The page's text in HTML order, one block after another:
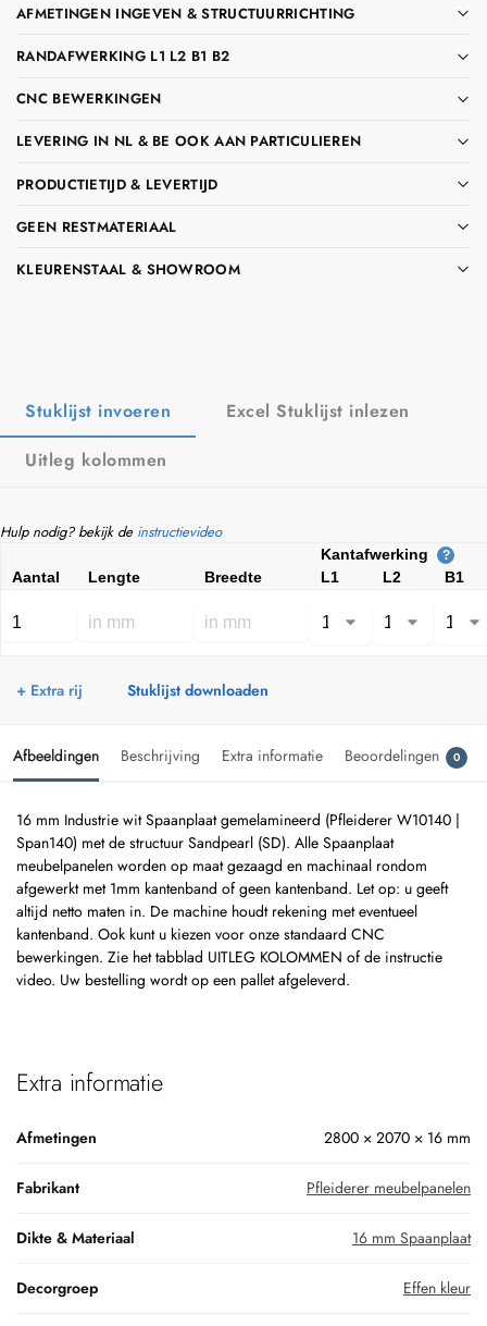
AFMETINGEN INGEVEN & STRUCTUURRICHTING
RANDAFWERKING L1 L2 B1 B2
CNC BEWERKINGEN
LEVERING IN NL & BE OOK AAN PARTICULIEREN
PRODUCTIETIJD & LEVERTIJD
GEEN RESTMATERIAAL
KLEURENSTAAL & SHOWROOM
Stuklijst invoeren
Excel Stuklijst inlezen
Uitleg kolommen
Hulp nodig? bekijk de instructievideo
Kantafwerking ?
Aantal Lengte Breedte L1 L2 B1
+ Extra rij Stuklijst downloaden
Afbeeldingen Beschrijving Extra informatie Beoordelingen 0
16 mm Industrie wit Spaanplaat gemelamineerd (Pfleiderer W10140 |
Span140) met de structuur Sandpearl (SD). Alle Spaanplaat
meubelpanelen worden op maat gezaagd en machinaal rondom
afgewerkt met 1mm kantenband of geen kantenband. Let op: u geeft
altijd netto maten in. De machine houdt rekening met eventueel
kantenband. Ook kunt u kiezen voor onze standaard CNC
bewerkingen. Zie het tabblad UITLEG KOLOMMEN of de instructie
video. Uw bestelling wordt op een pallet afgeleverd.
Extra informatie
Afmetingen 2800 × 2070 × 16 mm
Fabrikant Pfleiderer meubelpanelen
Dikte & Materiaal 16 mm Spaanplaat
Decorgroep Effen kleur